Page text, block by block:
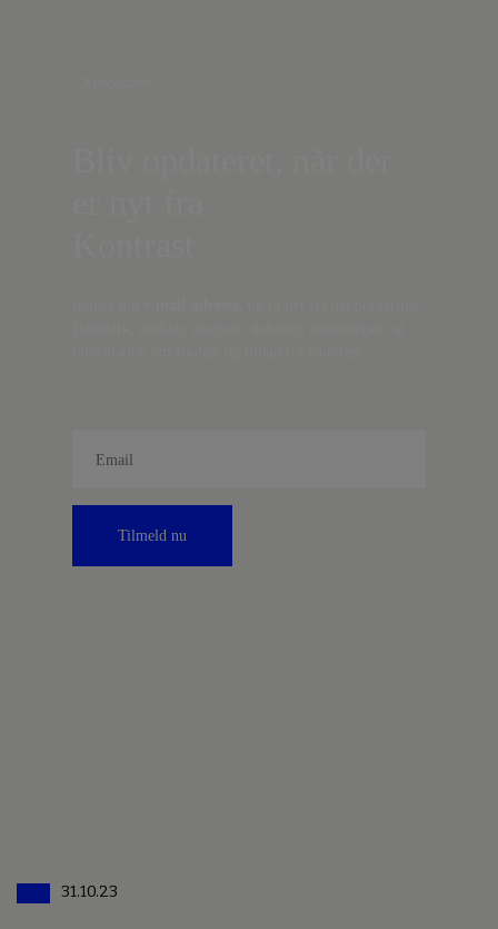
Tilmeld nu
31.10.23